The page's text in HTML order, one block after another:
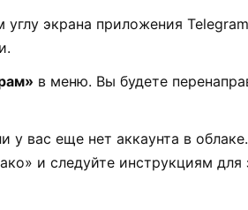
углу экрана приложения
в меню. Вы будете
у вас еще нет аккаунта в
и следуйте инструкциям для